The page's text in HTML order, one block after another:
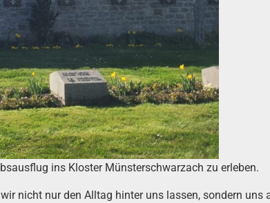
ins Kloster Münsterschwarzach zu erleben.
nicht nur den Alltag hinter uns lassen, sondern uns